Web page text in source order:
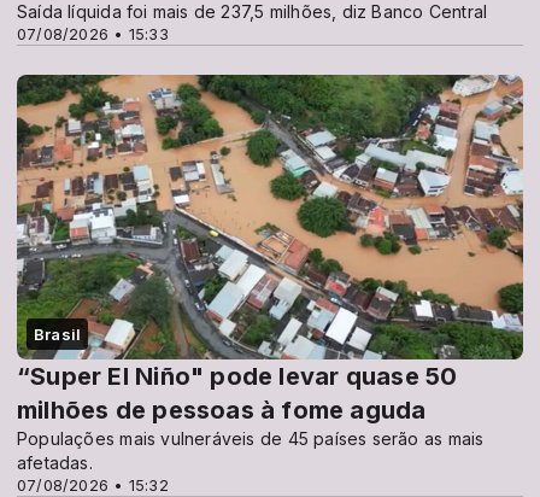
07/08/2026 • 15:33
Saída líquida foi mais de 237,5 milhões, diz Banco Central
Brasil
07/08/2026 • 15:32
“Super El Niño" pode levar quase 50
milhões de pessoas à fome aguda
Populações mais vulneráveis de 45 países serão as mais
afetadas.